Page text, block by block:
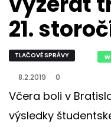
21.
TLAČOVÉ SPRÁVY
8.2.2019 0
Včera boli v
výsledky